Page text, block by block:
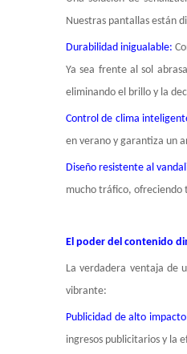
Nuestras pantallas están
Durabilidad inigualable:
Ya sea frente al sol
eliminando el brillo y la
Control de clima
en verano y garantiza un
Diseño resistente al
mucho tráfico, ofreciendo
El poder del contenido
La verdadera ventaja de
vibrante:
Publicidad de alto
ingresos publicitarios y la